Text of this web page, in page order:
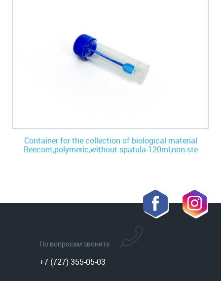
Container for the collection of biological material
Beecont,polymeric,without spatula-120ml,non-ste
По вопросам звоните
+7 (727) 355-05-03